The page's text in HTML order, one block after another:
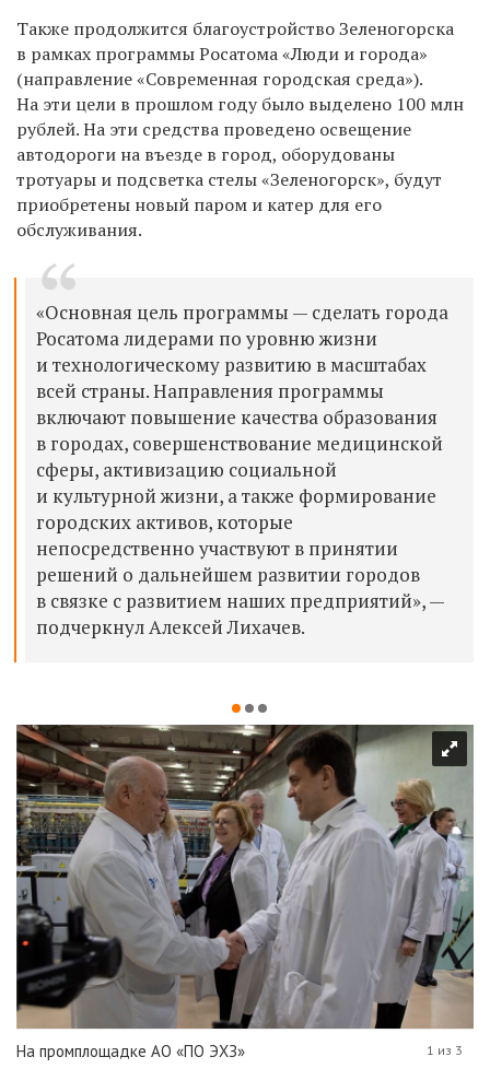
Также продолжится благоустройство Зеленогорска
в рамках программы Росатома «Люди и города»
(направление «Современная городская среда»).
На эти цели в прошлом году было выделено 100 млн
рублей. На эти средства проведено освещение
автодороги на въезде в город, оборудованы
тротуары и подсветка стелы «Зеленогорск», будут
приобретены новый паром и катер для его
обслуживания.
«Основная цель программы — сделать города
Росатома лидерами по уровню жизни
и технологическому развитию в масштабах
всей страны. Направления программы
включают повышение качества образования
в городах, совершенствование медицинской
сферы, активизацию социальной
и культурной жизни, а также формирование
городских активов, которые
непосредственно участвуют в принятии
решений о дальнейшем развитии городов
в связке с развитием наших предприятий», —
подчеркнул Алексей Лихачев.
На промплощадке АО «ПО ЭХЗ» 1 из 3